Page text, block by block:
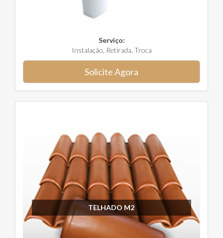
Serviço:
Instalação, Retirada, Troca
Solicite Agora
TELHADO M2